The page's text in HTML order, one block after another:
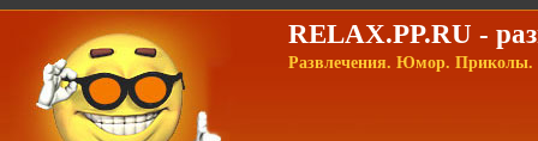
RELAX.PP.RU -
Развлечения. Юмор. Приколы.